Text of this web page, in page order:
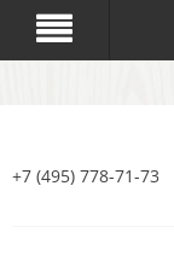
+7 (495) 778-71-73